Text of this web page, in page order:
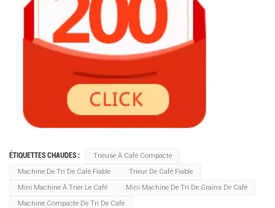
ÉTIQUETTES CHAUDES :
Trieuse À Café Compacte
Machine De Tri De Café Fiable
Trieur De Café Fiable
Mini Machine À Trier Le Café
Mini Machine De Tri De Grains De Café
Machine Compacte De Tri De Café